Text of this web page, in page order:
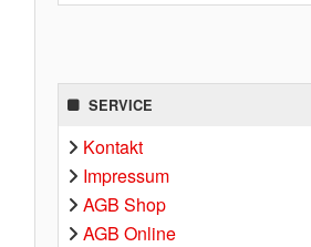
SERVICE
Kontakt
Impressum
AGB Shop
AGB Online